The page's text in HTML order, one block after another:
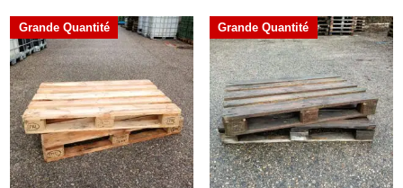
Grande Quantité Grande Quantité